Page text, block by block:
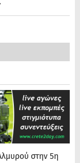
στην 5η